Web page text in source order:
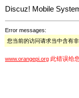
Discuz! Mobile
Error messages:
您当前的访问请求当中含有
www.orangepi.org 此错误给